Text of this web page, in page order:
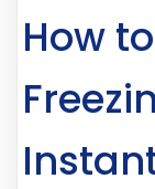
How